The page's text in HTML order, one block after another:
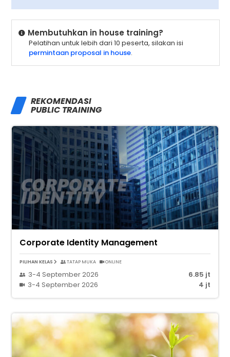
Membutuhkan in house training?
Pelatihan untuk lebih dari 10 peserta, silakan isi
permintaan proposal in house.
REKOMENDASI
PUBLIC TRAINING
Corporate Identity Management
PILIHAN KELAS TATAP MUKA ONLINE
3-4 September 2026
6.85 jt
3-4 September 2026
4 jt